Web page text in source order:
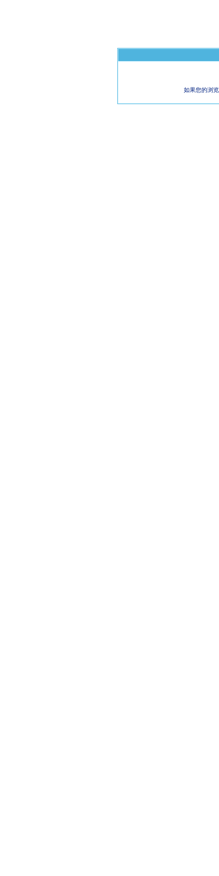
如果您的浏